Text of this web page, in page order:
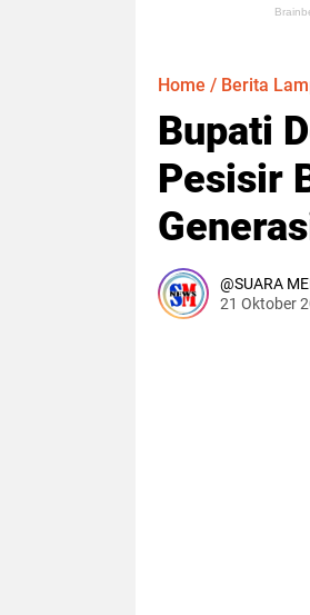
Home / Berita
Bupati
Pesisir
SUARA
21 Oktober